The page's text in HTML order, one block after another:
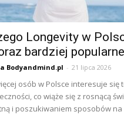
Longevity w
bardziej
Bodyandmind.pl - 21 lipca 2026
osób w Polsce interesuje się
co wiąże się z rosnącą
i poszukiwaniem sposobów na